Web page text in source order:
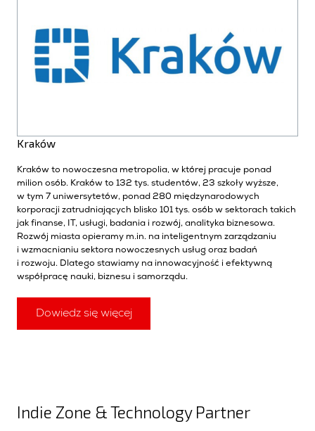
Kraków
Kraków to nowoczesna metropolia, w której pracuje ponad
milion osób. Kraków to 132 tys. studentów, 23 szkoły wyższe,
w tym 7 uniwersytetów, ponad 280 międzynarodowych
korporacji zatrudniających blisko 101 tys. osób w sektorach takich
jak finanse, IT, usługi, badania i rozwój, analityka biznesowa.
Rozwój miasta opieramy m.in. na inteligentnym zarządzaniu
i wzmacnianiu sektora nowoczesnych usług oraz badań
i rozwoju. Dlatego stawiamy na innowacyjność i efektywną
współpracę nauki, biznesu i samorządu.
Dowiedz się więcej
Indie Zone & Technology Partner